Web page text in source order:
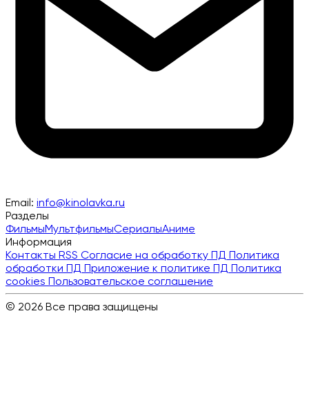
Email: info@kinolavka.ru
Разделы
ФильмыМультфильмыСериалыАниме
Информация
Контакты RSS Согласие на обработку ПД Политика
обработки ПД Приложение к политике ПД Политика
cookies Пользовательское соглашение
© 2026 Все права защищены